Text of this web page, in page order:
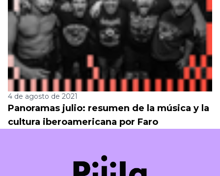
4 de agosto de 2021
Panoramas julio: resumen de la música y la
cultura iberoamericana por Faro